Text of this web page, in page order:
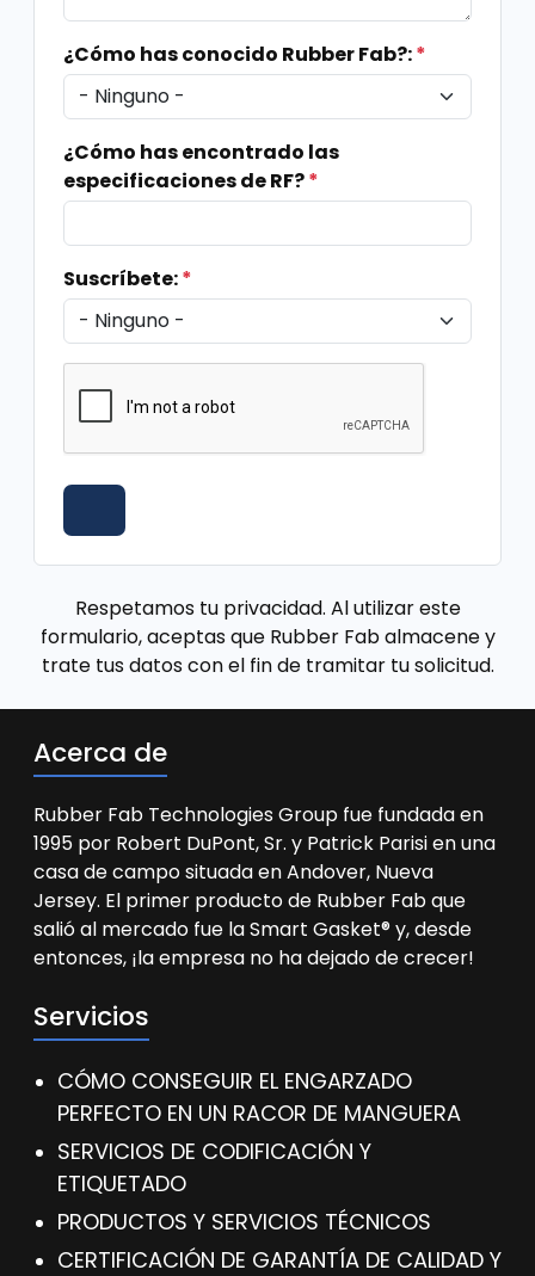
¿Cómo has conocido Rubber Fab?:*
¿Cómo has encontrado las
especificaciones de RF?*
Suscríbete:*
Respetamos tu privacidad. Al utilizar este
formulario, aceptas que Rubber Fab almacene y
trate tus datos con el fin de tramitar tu solicitud.
Acerca de
Rubber Fab Technologies Group fue fundada en
1995 por Robert DuPont, Sr. y Patrick Parisi en una
casa de campo situada en Andover, Nueva
Jersey. El primer producto de Rubber Fab que
salió al mercado fue la Smart Gasket® y, desde
entonces, ¡la empresa no ha dejado de crecer!
Servicios
CÓMO CONSEGUIR EL ENGARZADO
PERFECTO EN UN RACOR DE MANGUERA
SERVICIOS DE CODIFICACIÓN Y
ETIQUETADO
PRODUCTOS Y SERVICIOS TÉCNICOS
CERTIFICACIÓN DE GARANTÍA DE CALIDAD Y